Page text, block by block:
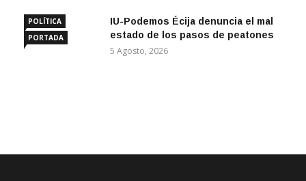
POLÍTICA
PORTADA
IU-Podemos Écija denuncia el mal
estado de los pasos de peatones
5 Agosto, 2026